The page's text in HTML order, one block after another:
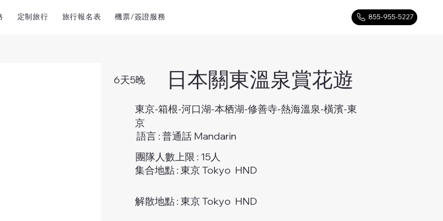
定制旅行 旅行報名表 機票/簽證服務 855-955-5227
東京-箱根-河口湖-本栖湖-修善寺-熱海溫泉-橫濱-東
京
語言 : 普通話 Mandarin
團隊人數上限 : 15人
解散地點 : 東京 Tokyo HND
集合地點 : 東京 Tokyo HND
日本關東溫泉賞花遊
6天5晚